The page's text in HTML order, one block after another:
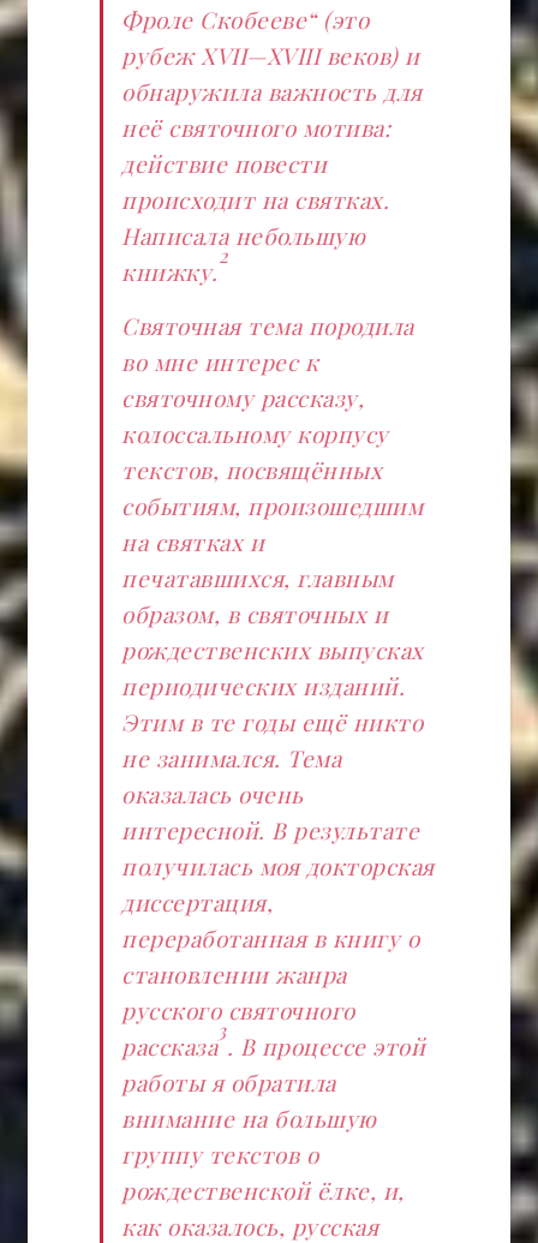
Фроле Скобееве“ (это
рубеж XVII—XVIII веков) и
обнаружила важность для
неё святочного мотива:
действие повести
происходит на святках.
Написала небольшую
книжку.
2
Святочная тема породила
во мне интерес к
святочному рассказу,
колоссальному корпусу
текстов, посвящённых
событиям, произошедшим
на святках и
печатавшихся, главным
образом, в святочных и
рождественских выпусках
периодических изданий.
Этим в те годы ещё никто
не занимался. Тема
оказалась очень
интересной. В результате
получилась моя докторская
диссертация,
переработанная в книгу о
становлении жанра
русского святочного
рассказа
3
. В процессе этой
работы я обратила
внимание на большую
группу текстов о
рождественской ёлке, и,
как оказалось, русская